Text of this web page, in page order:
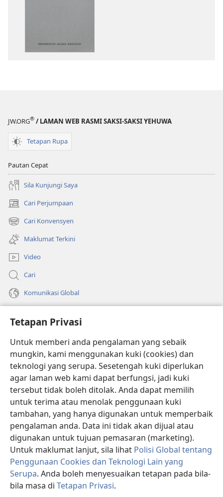
Tetapan Privasi
Untuk memberi anda pengalaman yang sebaik
mungkin, kami menggunakan kuki (cookies) dan
teknologi yang serupa. Sesetengah kuki diperlukan
agar laman web kami dapat berfungsi, jadi kuki
tersebut tidak boleh ditolak. Anda dapat memilih
untuk terima atau menolak penggunaan kuki
tambahan, yang hanya digunakan untuk memperbaik
pengalaman anda. Data ini tidak akan dijual atau
digunakan untuk tujuan pemasaran (marketing).
Untuk maklumat lanjut, sila lihat Polisi Global tentang
Penggunaan Cookies dan Teknologi Lain yang
Serupa. Anda boleh menyesuaikan tetapan pada bila-
bila masa di Tetapan Privasi.
JW.ORG® / LAMAN WEB RASMI SAKSI-SAKSI YEHUWA
Tetapan Rupa
Pautan Cepat
Sila Kunjungi Saya
Cari Perjumpaan
(membuka
tetingkap
baharu)
Cari Konvensyen
(membuka
tetingkap
baharu)
Maklumat Terkini
Video
Cari
Komunikasi Global
(membuka
tetingkap
baharu)PERPUSTAKAAN DALAM TALIAN Watchtower
(membuka
tetingkap
baharu)JW Hub ®
(membuka
tetingkap
baharu)
®
Watchtower Library®
Copyright© 2026 Watch Tower Bible and Tract Society of Pennsylvania.
SYARAT PENGGUNAAN | POLISI PRIVASI